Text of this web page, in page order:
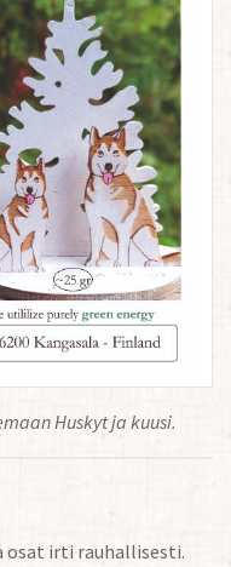
Huskyt ja kuusi.
irti rauhallisesti.